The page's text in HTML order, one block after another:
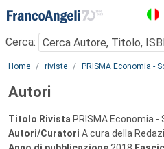
Menu
Cerca:
Main content
Home riviste PRISMA Economia -
Autori
Titolo Rivista PRISMA Economia -
Autori/Curatori A cura della